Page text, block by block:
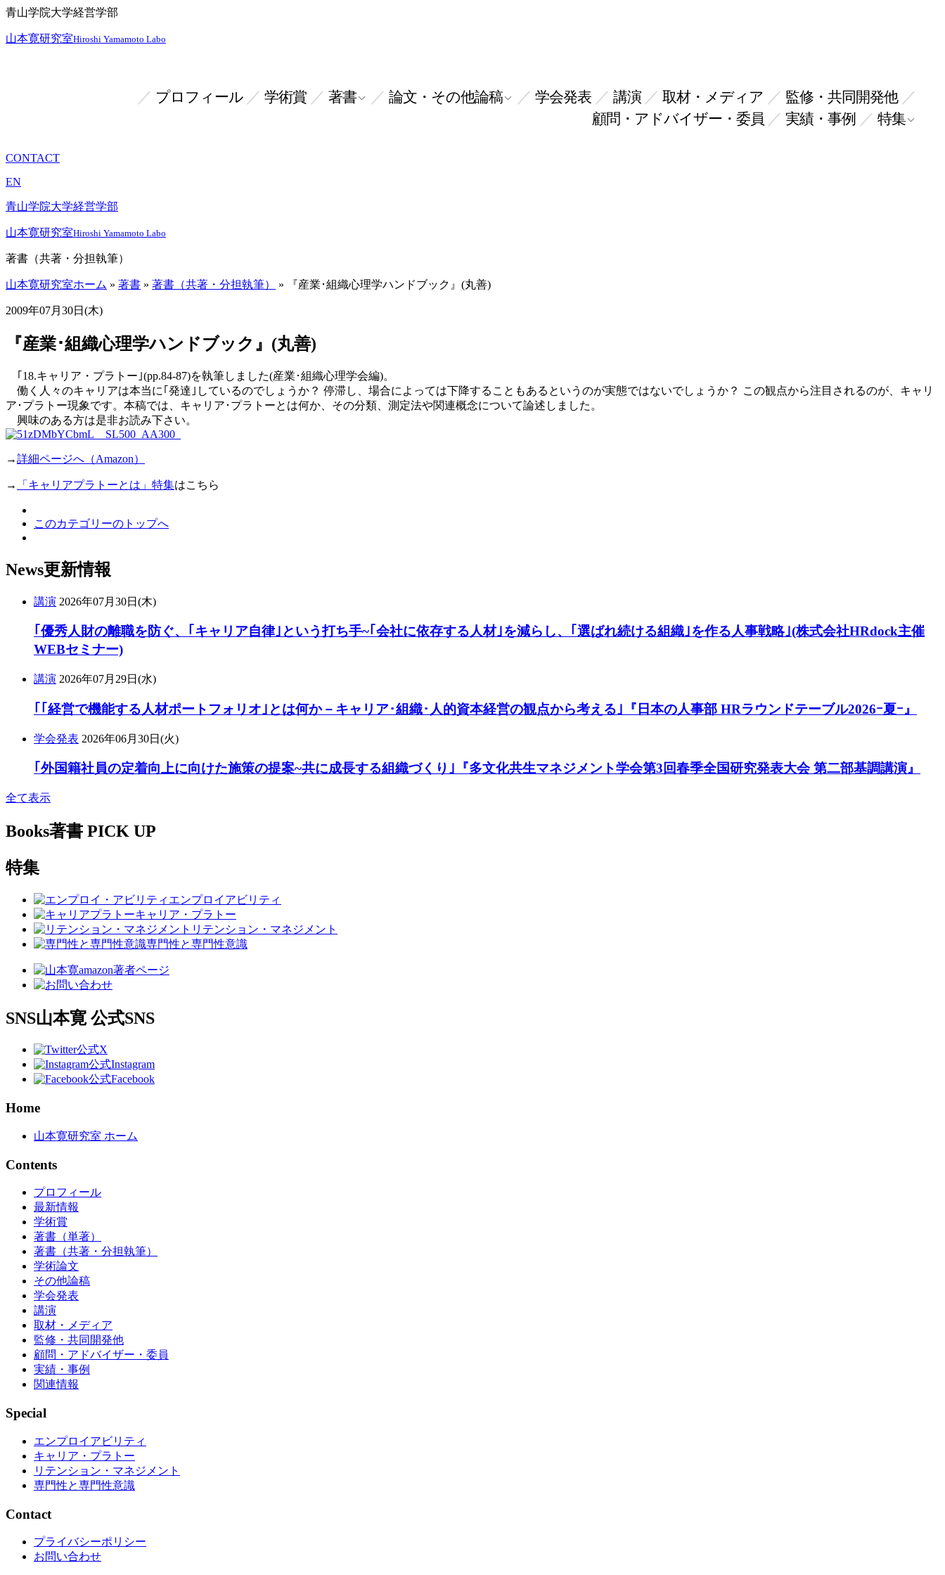
青山学院大学経営学部
山本寛研究室Hiroshi Yamamoto Labo
プロフィール 学術賞 著書 論文・その他論稿 学会発表 講演 取材・メディア
監修・共同開発他
顧問・アドバイザー・委員
実績・事例 特集
CONTACT
EN
青山学院大学経営学部
山本寛研究室Hiroshi Yamamoto Labo
著書（共著・分担執筆）
山本寛研究室ホーム » 著書 » 著書（共著・分担執筆） » 『産業･組織心理学ハンドブック』(丸善)
2009年07月30日(木)
『産業･組織心理学ハンドブック』(丸善)
｢18.キャリア・プラトー｣(pp.84-87)を執筆しました(産業･組織心理学会編)。
働く人々のキャリアは本当に｢発達｣しているのでしょうか？ 停滞し、場合によっては下降することもあるというのが実態ではないでしょうか？ この観点から注目されるのが、キャリ
ア･プラトー現象です。本稿では、キャリア･プラトーとは何か、その分類、測定法や関連概念について論述しました。
興味のある方は是非お読み下さい。
→詳細ページへ（Amazon）
→ 「キャリアプラトーとは」特集はこちら
このカテゴリーのトップへ
News更新情報
講演 2026年07月30日(木)
｢優秀人財の離職を防ぐ、｢キャリア自律｣という打ち手~｢会社に依存する人材｣を減らし、｢選ばれ続ける組織｣を作る人事戦略｣(株式会社HRdock主催
WEBセミナー)
講演 2026年07月29日(水)
｢｢経営で機能する人材ポートフォリオ｣とは何か－キャリア･組織･人的資本経営の観点から考える｣『日本の人事部 HRラウンドテーブル2026ｰ夏ｰ』
学会発表 2026年06月30日(火)
｢外国籍社員の定着向上に向けた施策の提案~共に成長する組織づくり｣『多文化共生マネジメント学会第3回春季全国研究発表大会 第二部基調講演』
全て表示
Books著書 PICK UP
特集
エンプロイアビリティ
キャリア・プラトー
リテンション・マネジメント
専門性と専門性意識
SNS山本寛 公式SNS
公式X
公式Instagram
公式Facebook
Home
山本寛研究室 ホーム
Contents
プロフィール
最新情報
学術賞
著書（単著）
著書（共著・分担執筆）
学術論文
その他論稿
学会発表
講演
取材・メディア
監修・共同開発他
顧問・アドバイザー・委員
実績・事例
関連情報
Special
エンプロイアビリティ
キャリア・プラトー
リテンション・マネジメント
専門性と専門性意識
Contact
プライバシーポリシー
お問い合わせ